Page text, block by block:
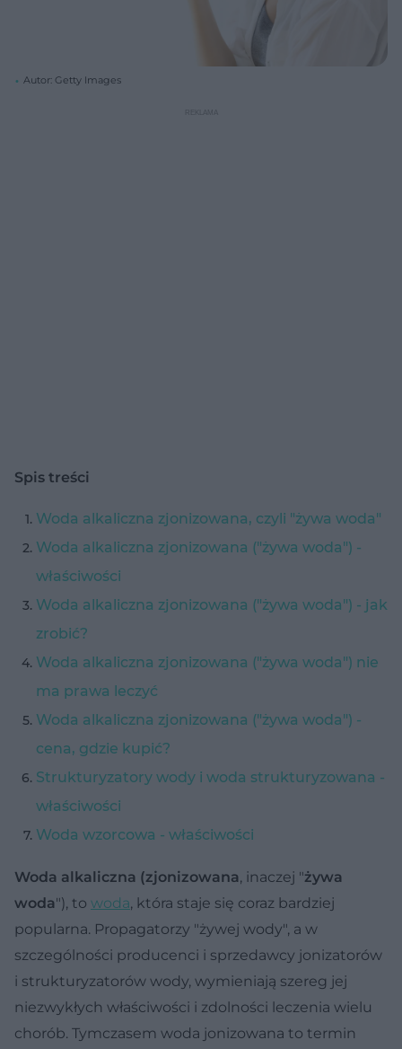
Autor: Getty Images
Spis treści
Woda alkaliczna zjonizowana, czyli "żywa woda"
Woda alkaliczna zjonizowana ("żywa woda") -
właściwości
Woda alkaliczna zjonizowana ("żywa woda") - jak
zrobić?
Woda alkaliczna zjonizowana ("żywa woda") nie
ma prawa leczyć
Woda alkaliczna zjonizowana ("żywa woda") -
cena, gdzie kupić?
Strukturyzatory wody i woda strukturyzowana -
właściwości
Woda wzorcowa - właściwości
Woda alkaliczna (zjonizowana, inaczej "żywa
woda"), to woda, która staje się coraz bardziej
popularna. Propagatorzy "żywej wody", a w
szczególności producenci i sprzedawcy jonizatorów
i strukturyzatorów wody, wymieniają szereg jej
niezwykłych właściwości i zdolności leczenia wielu
chorób. Tymczasem woda jonizowana to termin